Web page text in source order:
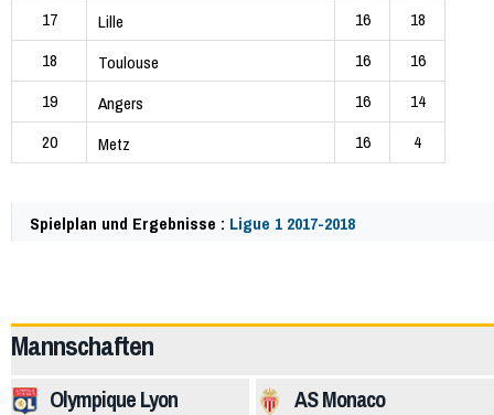
17
Lille 16
18
18
Toulouse 16
16
19
Angers 16
14
20
Metz 16 4
Spielplan und Ergebnisse : Ligue 1 2017-2018
Mannschaften
AS Monaco
Olympique Lyon